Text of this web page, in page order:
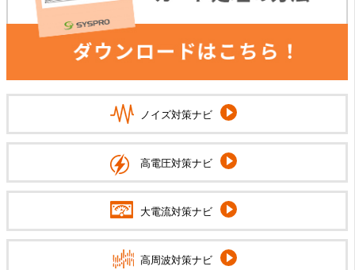
ノイズ対策ナビ
高電圧対策ナビ
大電流対策ナビ
高周波対策ナビ